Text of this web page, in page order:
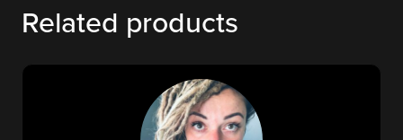
Related products